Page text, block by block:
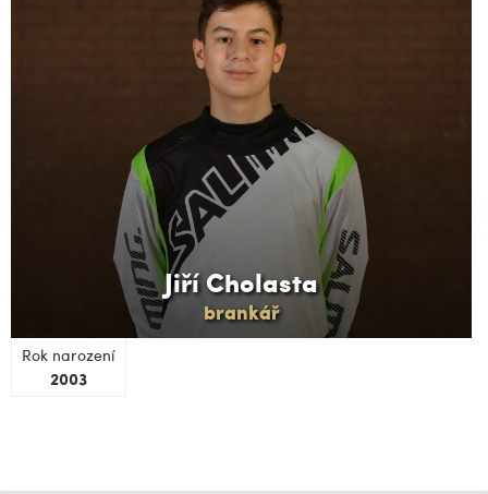
Jiří Cholasta
brankář
Rok narození
2003